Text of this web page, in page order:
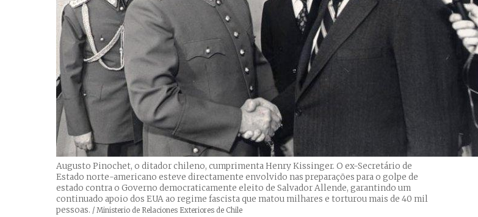
Augusto Pinochet, o ditador chileno, cumprimenta Henry Kissinger. O ex-Secretário de
Estado norte-americano esteve directamente envolvido nas preparações para o golpe de
estado contra o Governo democraticamente eleito de Salvador Allende, garantindo um
continuado apoio dos EUA ao regime fascista que matou milhares e torturou mais de 40 mil
pessoas. Créditos
/ Ministerio de Relaciones Exteriores de Chile